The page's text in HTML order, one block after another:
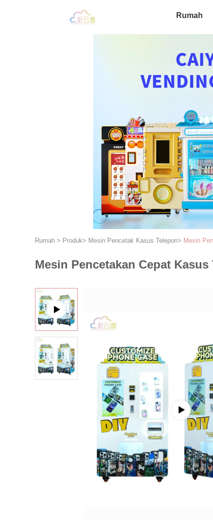
Rumah
Rumah > Produk> Mesin Pencetak Kasus Telepon> Mesin
Mesin Pencetakan Cepat